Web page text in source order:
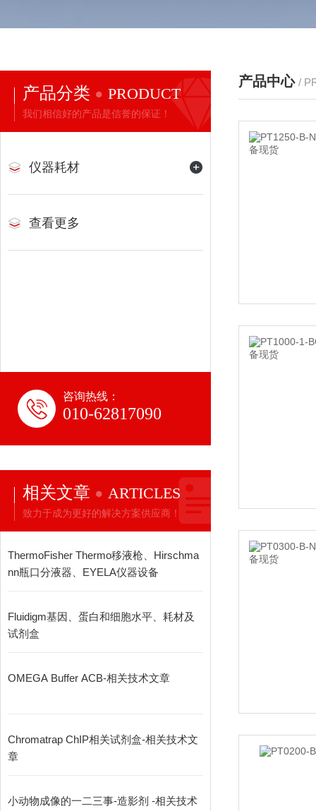
产品分类 PRODUCT
我们相信好的产品是信誉的保证！
仪器耗材
查看更多
咨询热线：
010-62817090
相关文章 ARTICLES
致力于成为更好的解决方案供应商！
ThermoFisher Thermo移液枪、Hirschma
nn瓶口分液器、EYELA仪器设备
Fluidigm基因、蛋白和细胞水平、耗材及
试剂盒
OMEGA Buffer ACB-相关技术文章
Chromatrap ChIP相关试剂盒-相关技术文
章
小动物成像的一二三事-造影剂 -相关技术
产品中心 /